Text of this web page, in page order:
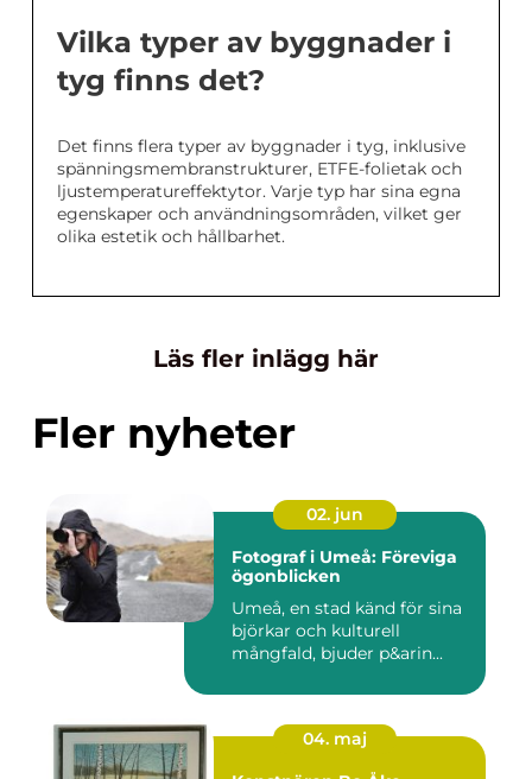
Vilka typer av byggnader i
tyg finns det?
Det finns flera typer av byggnader i tyg, inklusive
spänningsmembranstrukturer, ETFE-folietak och
ljustemperatureffektytor. Varje typ har sina egna
egenskaper och användningsområden, vilket ger
olika estetik och hållbarhet.
Läs fler inlägg här
Fler nyheter
02. jun
Fotograf i Umeå: Föreviga
ögonblicken
Umeå, en stad känd för sina
björkar och kulturell
mångfald, bjuder p&arin...
04. maj